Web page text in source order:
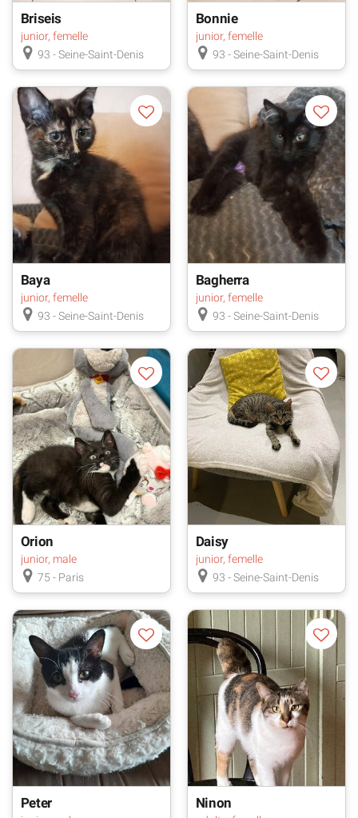
Briseis
junior, femelle
93 - Seine-Saint-Denis
Bonnie
junior, femelle
93 - Seine-Saint-Denis
Baya
junior, femelle
93 - Seine-Saint-Denis
Bagherra
junior, femelle
93 - Seine-Saint-Denis
Orion
junior, male
75 - Paris
Daisy
junior, femelle
93 - Seine-Saint-Denis
Peter Ninon